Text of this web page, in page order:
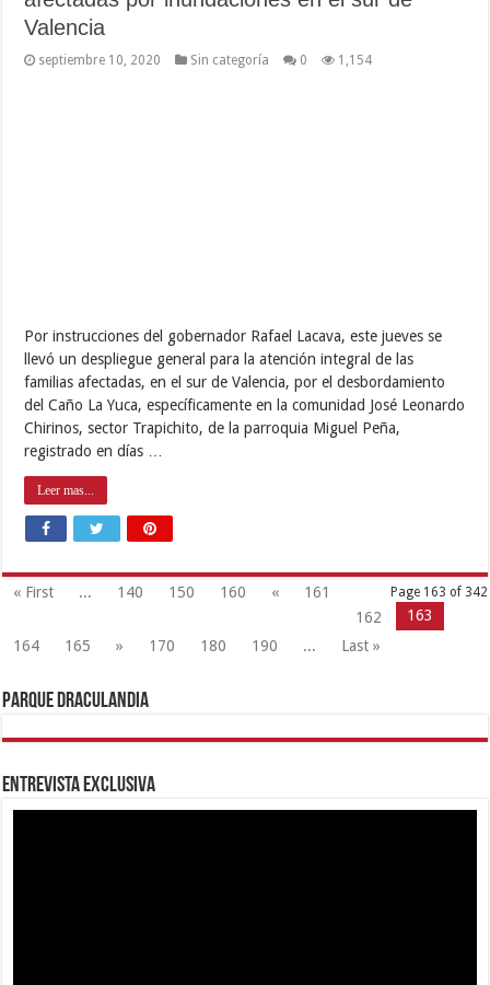
Valencia
septiembre 10, 2020 Sin categoría 0 1,154
Por instrucciones del gobernador Rafael Lacava, este jueves se
llevó un despliegue general para la atención integral de las
familias afectadas, en el sur de Valencia, por el desbordamiento
del Caño La Yuca, específicamente en la comunidad José Leonardo
Chirinos, sector Trapichito, de la parroquia Miguel Peña,
registrado en días …
Leer mas...
Page 163 of 342
« First ... 140 150 160 «
161
162
163
164
165 » 170 180 190 ... Last »
Parque Draculandia
Entrevista Exclusiva